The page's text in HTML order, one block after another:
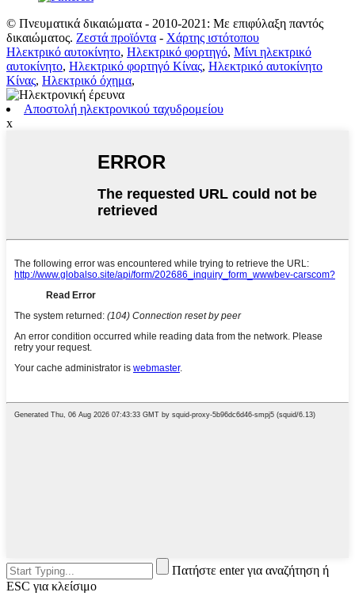
© Πνευματικά δικαιώματα - 2010-2021: Με επιφύλαξη παντός
δικαιώματος. Ζεστά προϊόντα - Χάρτης ιστότοπου
Ηλεκτρικό αυτοκίνητο, Ηλεκτρικό φορτηγό, Μίνι ηλεκτρικό
αυτοκίνητο, Ηλεκτρικό φορτηγό Κίνας, Ηλεκτρικό αυτοκίνητο
Κίνας, Ηλεκτρικό όχημα,
Αποστολή ηλεκτρονικού ταχυδρομείου
x
Πατήστε enter για αναζήτηση ή
ESC για κλείσιμο